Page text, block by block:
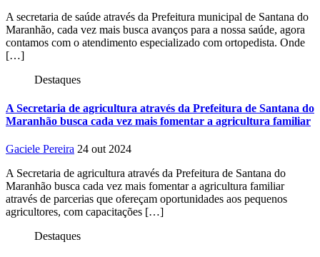
A secretaria de saúde através da Prefeitura municipal de Santana do
Maranhão, cada vez mais busca avanços para a nossa saúde, agora
contamos com o atendimento especializado com ortopedista. Onde
[…]
Destaques
A Secretaria de agricultura através da Prefeitura de Santana do
Maranhão busca cada vez mais fomentar a agricultura familiar
Gaciele Pereira 24 out 2024
A Secretaria de agricultura através da Prefeitura de Santana do
Maranhão busca cada vez mais fomentar a agricultura familiar
através de parcerias que ofereçam oportunidades aos pequenos
agricultores, com capacitações […]
Destaques